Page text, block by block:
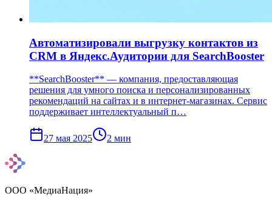
Автоматизировали выгрузку контактов из
CRM в Яндекс.Аудитории для SearchBooster
**SearchBooster** — компания, предоставляющая
решения для умного поиска и персонализированных
рекомендаций на сайтах и в интернет-магазинах. Сервис
поддерживает интеллектуальный п…
27 мая 2025 2 мин
ООО «МедиаНация»